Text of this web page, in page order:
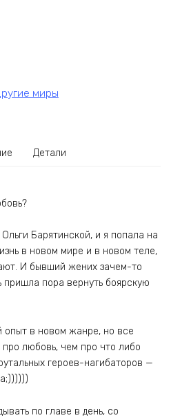
миры
Детали
Барятинской, и я попала на
в новом мире и в новом теле,
И бывший жених зачем-то
пришла пора вернуть боярскую
опыт в новом жанре, но все
любовь, чем про что либо
героев-нагибаторов —
по главе в день, со